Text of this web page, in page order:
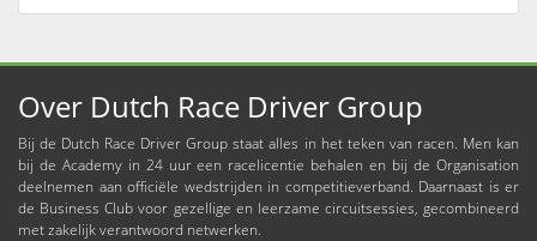
Over Dutch Race Driver Group
Bij de Dutch Race Driver Group staat alles in het teken van racen. Men kan
bij de Academy in 24 uur een racelicentie behalen en bij de Organisation
deelnemen aan officiële wedstrijden in competitieverband. Daarnaast is er
de Business Club voor gezellige en leerzame circuitsessies, gecombineerd
met zakelijk verantwoord netwerken.